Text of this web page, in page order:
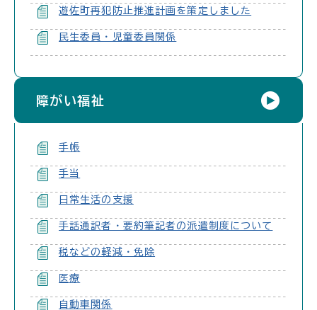
遊佐町再犯防止推進計画を策定しました
民生委員・児童委員関係
障がい福祉
手帳
手当
日常生活の支援
手話通訳者・要約筆記者の派遣制度について
税などの軽減・免除
医療
自動車関係